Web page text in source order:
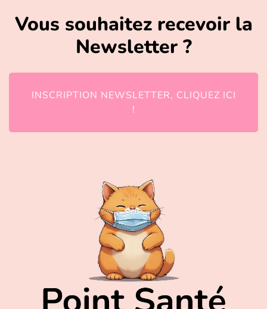
Vous souhaitez recevoir la
Newsletter ?
INSCRIPTION NEWSLETTER, CLIQUEZ ICI
!